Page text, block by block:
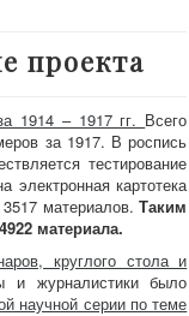
проекта
1914 – 1917 гг. Всего
за 1917. В роспись
тестирование
картотека
материалов. Таким
материала.
круглого стола и
и журналистики было
научной серии по теме